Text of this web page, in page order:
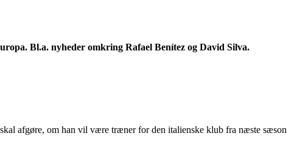
Bl.a. nyheder omkring Rafael Benítez og David Silva.
afgøre, om han vil være træner for den italienske klub fra næste sæson